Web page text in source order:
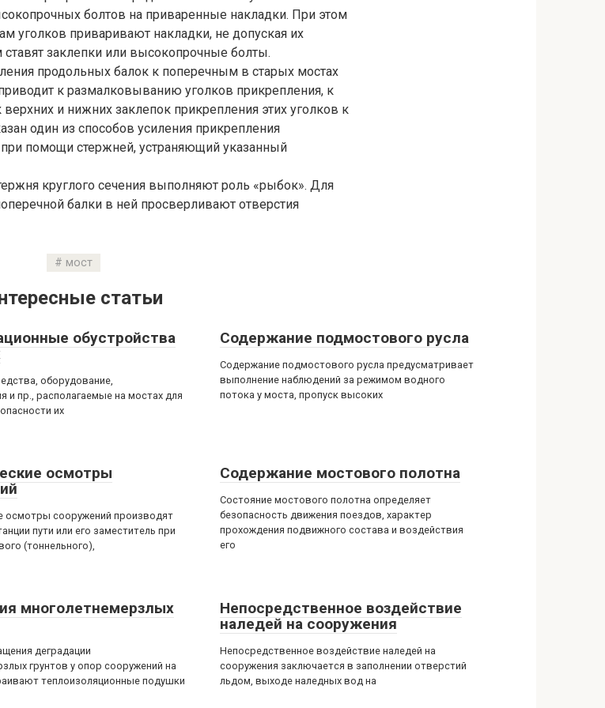
болтов на приваренные накладки. При этом
уголков приваривают накладки, не допуская их
ставят заклепки или высокопрочные болты.
продольных балок к поперечным в старых мостах
приводит к размалковыванию уголков прикрепления, к
и нижних заклепок прикрепления этих уголков к
один из способов усиления прикрепления
помощи стержней, устраняющий указанный
круглого сечения выполняют роль «рыбок». Для
балки в ней просверливают отверстия
мост
статьи
обустройства
оборудование,
и пр., располагаемые на мостах для
их
Содержание подмостового русла
Содержание подмостового русла предусматривает
выполнение наблюдений за режимом водного
потока у моста, пропуск высоких
осмотры
осмотры сооружений производят
пути или его заместитель при
(тоннельного),
Содержание мостового полотна
Состояние мостового полотна определяет
безопасность движения поездов, характер
прохождения подвижного состава и воздействия
его
многолетнемерзлых
деградации
грунтов у опор сооружений на
теплоизоляционные подушки
Непосредственное воздействие
наледей на сооружения
Непосредственное воздействие наледей на
сооружения заключается в заполнении отверстий
льдом, выходе наледных вод на